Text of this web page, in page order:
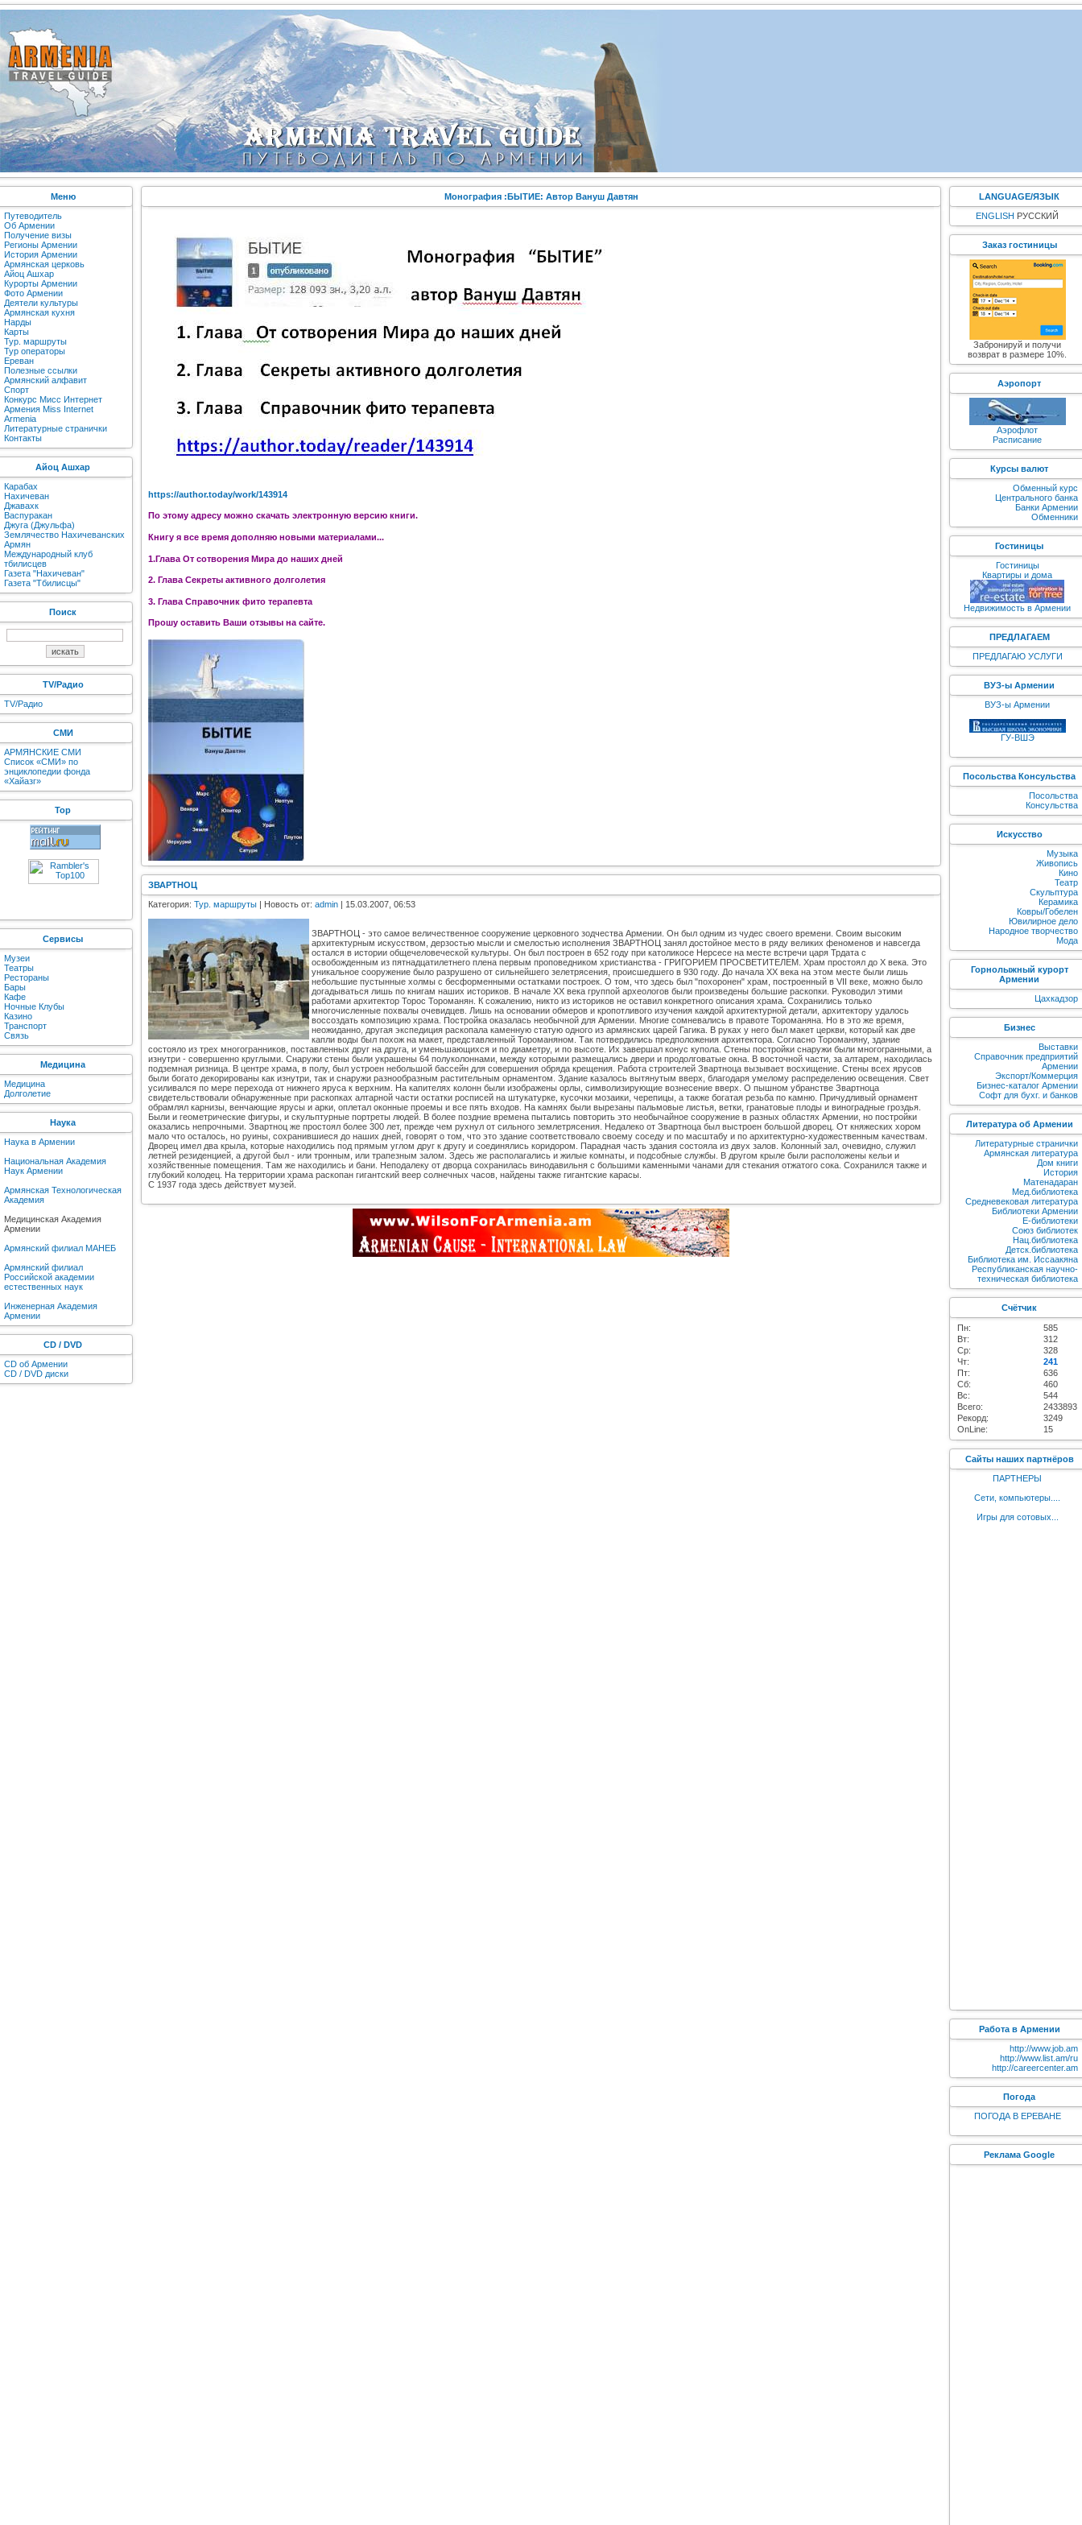
Меню
Путеводитель
Об Армении
Получение визы
Регионы Армении
История Армении
Армянская церковь
Айоц Ашхар
Курорты Армении
Фото Армении
Деятели культуры
Армянская кухня
Нарды
Карты
Тур. маршруты
Тур операторы
Ереван
Полезные ссылки
Армянский алфавит
Спорт
Конкурс Мисс Интернет
Армения Miss Internet
Armenia
Литературные странички
Контакты
Айоц Ашхар
Карабах
Нахичеван
Джавахк
Васпуракан
Джуга (Джульфа)
Землячество Нахичеванских
Армян
Международный клуб
тбилисцев
Газета "Нахичеван"
Газета "Тбилисцы"
Поиск
TV/Радио
TV/Радио
СМИ
АРМЯНСКИЕ СМИ
Список «СМИ» по
энциклопедии фонда
«Хайазг»
Top
Сервисы
Музеи
Театры
Рестораны
Бары
Кафе
Ночные Клубы
Казино
Транспорт
Связь
Медицина
Медицина
Долголетие
Наука
Наука в Армении
Национальная Академия
Наук Армении
Армянская Технологическая
Академия
Медицинская Академия
Армении
Армянский филиал МАНЕБ
Армянский филиал
Российской академии
естественных наук
Инженерная Академия
Армении
CD / DVD
CD об Армении
CD / DVD диски
Монография :БЫТИЕ: Автор Вануш Давтян
https://author.today/work/143914
По этому адресу можно скачать электронную версию книги.
Книгу я все время дополняю новыми материалами...
1.Глава От сотворения Мира до наших дней
2. Глава Секреты активного долголетия
3. Глава Справочник фито терапевта
Прошу оставить Ваши отзывы на сайте.
ЗВАРТНОЦ
Категория: Тур. маршруты | Новость от: admin | 15.03.2007, 06:53
ЗВАРТНОЦ - это самое величественное сооружение церковного зодчества Армении. Он был одним из чудес своего времени. Своим высоким
архитектурным искусством, дерзостью мысли и смелостью исполнения ЗВАРТНОЦ занял достойное место в ряду великих феноменов и навсегда
остался в истории общечеловеческой культуры. Он был построен в 652 году при католикосе Нерсесе на месте встречи царя Трдата с
освобожденным из пятнадцатилетнего плена первым проповедником христианства - ГРИГОРИЕМ ПРОСВЕТИТЕЛЕМ. Храм простоял до Х века. Это
уникальное сооружение было разрушено от сильнейшего зелетрясения, проиcшедшего в 930 году. До начала ХХ века на этом месте были лишь
небольшие пустынные холмы с бесформенными остатками построек. О том, что здесь был "похоронен" храм, построенный в VII веке, можно было
догадываться лишь по книгам наших историков. В начале ХХ века группой археологов были произведены большие раскопки. Руководил этими
работами архитектор Торос Тороманян. К сожалению, никто из историков не оставил конкретного описания храма. Сохранились только
многочисленные похвалы очевидцев. Лишь на основании обмеров и кропотливого изучения каждой архитектурной детали, архитектору удалось
воссоздать композицию храма. Постройка оказалась необычной для Армении. Многие сомневались в правоте Тороманяна. Но в это же время,
неожиданно, другая экспедиция раскопала каменную статую одного из армянских царей Гагика. В руках у него был макет церкви, который как две
капли воды был похож на макет, представленный Тороманяном. Так потвердились предположения архитектора. Cогласно Тороманяну, здание
состояло из трех многогранников, поставленных друг на друга, и уменьшающихся и по диаметру, и по высоте. Их завершал конус купола. Стены постройки снаружи были многогранными, а
изнутри - совершенно круглыми. Снаружи стены были украшены 64 полуколоннами, между которыми размещались двери и продолговатые окна. В восточной части, за алтарем, находилась
подземная ризница. В центре храма, в полу, был устроен небольшой бассейн для совершения обряда крещения. Работа строителей Звартноца вызывает восхищение. Стены всех ярусов
были богато декорированы как изнутри, так и снаружи разнообразным растительным орнаментом. Здание казалось вытянутым вверх, благодаря умелому распределению освещения. Свет
усиливался по мере перехода от нижнего яруса к верхним. На капителях колонн были изображены орлы, символизирующие вознесение вверх. О пышном убранстве Звартноца
свидетельствовали обнаруженные при раскопках алтарной части остатки росписей на штукатурке, кусочки мозаики, черепицы, а также богатая резьба по камню. Причудливый орнамент
обрамлял карнизы, венчающие ярусы и арки, оплетал оконные проемы и все пять входов. На камнях были вырезаны пальмовые листья, ветки, гранатовые плоды и виноградные гроздья.
Были и геометрические фигуры, и скульптурные портреты людей. В более поздние времена пытались повторить это необычайное сооружение в разных областях Армении, но постройки
оказались непрочными. Звартноц же простоял более 300 лет, прежде чем рухнул от сильного землетрясения. Недалеко от Звартноца был выстроен большой дворец. От княжеских хором
мало что осталось, но руины, сохранившиеся до наших дней, говорят о том, что это здание соответствовало своему соседу и по масштабу и по архитектурно-художественным качествам.
Дворец имел два крыла, которые находились под прямым углом друг к другу и соединялись коридором. Парадная часть здания состояла из двух залов. Колонный зал, очевидно, служил
летней резиденцией, а другой был - или тронным, или трапезным залом. Здесь же располагались и жилые комнаты, и подсобные службы. В другом крыле были расположены кельи и
хозяйственные помещения. Там же находились и бани. Неподалеку от дворца сохранилась винодавильня с большими каменными чанами для стекания отжатого сока. Сохранился также и
глубокий колодец. На территории храма раскопан гигантский веер солнечных часов, найдены также гигантские карасы.
С 1937 года здесь действует музей.
LANGUAGE/ЯЗЫК
ENGLISH РУССКИЙ
Заказ гостиницы
Забронируй и получи
возврат в размере 10%.
Аэропорт
Аэрофлот
Расписание
Курсы валют
Обменный курс
Центрального банка
Банки Армении
Обменники
Гостиницы
Гостиницы
Квартиры и дома
Недвижимость в Армении
ПРЕДЛАГАЕМ
ПРЕДЛАГАЮ УСЛУГИ
ВУЗ-ы Армении
ВУЗ-ы Армении
ГУ-ВШЭ
Посольства Консульства
Посольства
Консульства
Искусство
Музыка
Живопись
Кино
Театр
Скульптура
Керамика
Ковры/Гобелен
Ювилирное дело
Народное творчество
Мода
Горнолыжный курорт
Армении
Цахкадзор
Бизнес
Выставки
Справочник предприятий
Армении
Экспорт/Коммерция
Бизнес-каталог Армении
Софт для бухг. и банков
Литература об Армении
Литературные странички
Армянская литература
Дом книги
История
Матенадаран
Мед.библиотека
Средневековая литература
Библиотеки Армении
E-библиотеки
Союз библиотек
Нац.библиотека
Детск.библиотека
Библиотека им. Иссаакяна
Республиканская научно-
техническая библиотека
Счётчик
Пн:
585
Вт:
312
Ср:
328
Чт:
241
Пт:
636
Сб:
460
Вс:
544
Всего:
2433893
Рекорд:
3249
OnLine:
15
Сайты наших партнёров
ПАРТНЕРЫ
Сети, компьютеры....
Игры для сотовых...
Работа в Армении
http://www.job.am
http://www.list.am/ru
http://careercenter.am
Погода
ПОГОДА В ЕРЕВАНЕ
Реклама Google